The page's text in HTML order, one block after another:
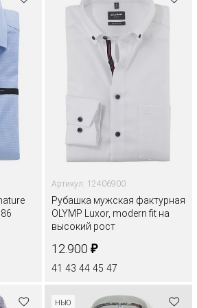
Артикул: 12406900
Рубашка мужская фактурная
OLYMP Luxor, modern fit на
высокий рост
12.900 ₽
41 43 44 45 47
НЬЮ